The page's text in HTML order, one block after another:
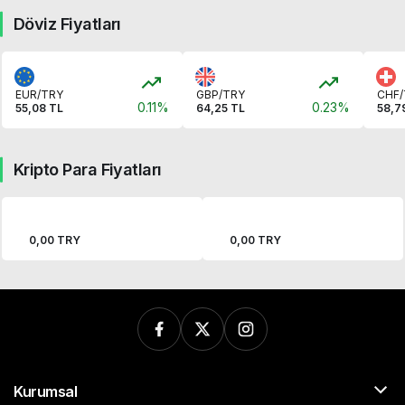
Döviz Fiyatları
EUR/TRY
55,08 TL
0.11%
GBP/TRY
64,25 TL
0.23%
Kripto Para Fiyatları
0,00 TRY 0,00 TRY
Kurumsal